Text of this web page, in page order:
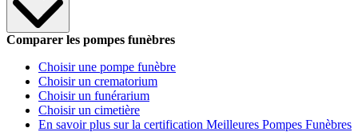
Comparer les pompes funèbres
Choisir une pompe funèbre
Choisir un crematorium
Choisir un funérarium
Choisir un cimetière
En savoir plus sur la certification Meilleures Pompes Funèbres